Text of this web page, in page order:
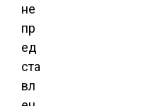
не
пр
ед
ста
вл